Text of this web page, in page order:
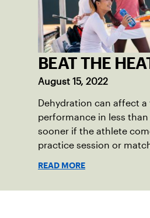
BEAT THE HEAT
August 15, 2022
Dehydration can affect a
performance in less
sooner if the athlete
practice session or
READ MORE